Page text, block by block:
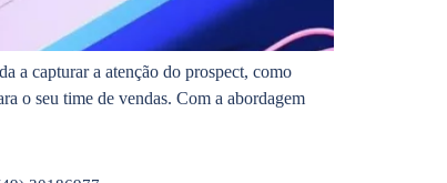
a capturar a atenção do prospect, como
o seu time de vendas. Com a abordagem